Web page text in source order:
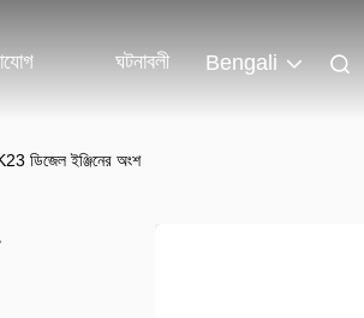
ঘটনাবলী Bengali
ডিজেল ইঞ্জিনের অংশ